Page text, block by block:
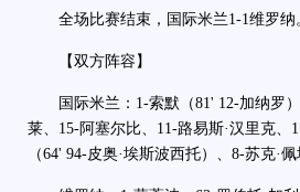
全场比赛结束，国际米兰1-1维罗纳
【双方阵容】
国际米兰：1-索默（81' 12-加纳罗）
莱、15-阿塞尔比、11-路易斯·汉里克、
（64' 94-皮奥·埃斯波西托）、8-苏克·